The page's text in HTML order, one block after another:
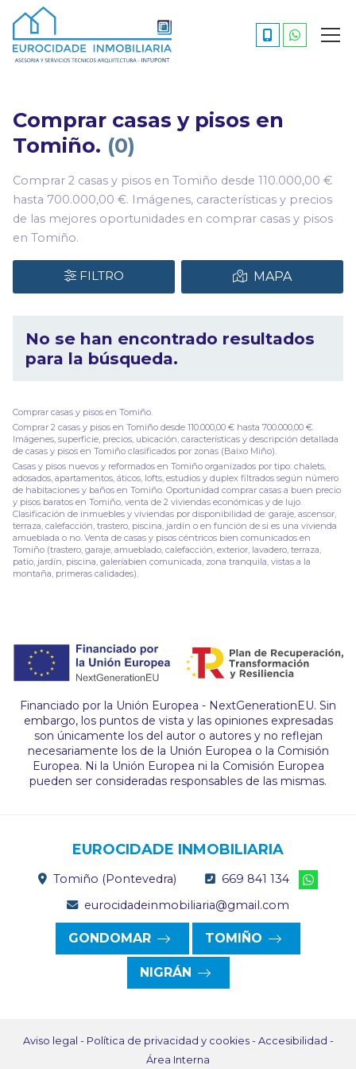
Comprar casas y pisos en
Tomiño.
0
Comprar 2 casas y pisos en Tomiño desde 110.000,00 €
hasta 700.000,00 €. Imágenes, características y precios
de las mejores oportunidades en comprar casas y pisos
en Tomiño.
FILTRO MAPA
No se han encontrado resultados
para la búsqueda.
Comprar casas y pisos en Tomiño.
Comprar 2 casas y pisos en Tomiño desde 110.000,00 € hasta 700.000,00 €.
Imágenes, superficie, precios, ubicación, características y descripción detallada
de casas y pisos en Tomiño clasificados por zonas (Baixo Miño).
Casas y pisos nuevos y reformados en Tomiño organizados por tipo: chalets,
adosados, apartamentos, áticos, lofts, estudios y duplex filtrados según número
de habitaciones y baños en Tomiño. Oportunidad comprar casas a buen precio
y pisos baratos en Tomiño, venta de 2 viviendas económicas y de lujo.
Clasificación de inmuebles y viviendas por disponibilidad de: garaje, ascensor,
terraza, calefacción, trastero, piscina, jardín o en función de si es una vivienda
amueblada o no. Venta de casas y pisos céntricos bien comunicados en
Tomiño (trastero, garaje, amueblado, calefacción, exterior, lavadero, terraza,
patio, jardín, piscina, galeríabien comunicada, zona tranquila, vistas a la
montaña, primeras calidades).
Financiado por la Unión Europea - NextGenerationEU. Sin
embargo, los puntos de vista y las opiniones expresadas
son únicamente los del autor o autores y no reflejan
necesariamente los de la Unión Europea o la Comisión
Europea. Ni la Unión Europea ni la Comisión Europea
pueden ser consideradas responsables de las mismas.
EUROCIDADE INMOBILIARIA
Tomiño (Pontevedra)
669 841 134
eurocidadeinmobiliaria@gmail.com
GONDOMAR TOMIÑO
NIGRÁN
Aviso legal - Política de privacidad y cookies- Accesibilidad -
Área Interna